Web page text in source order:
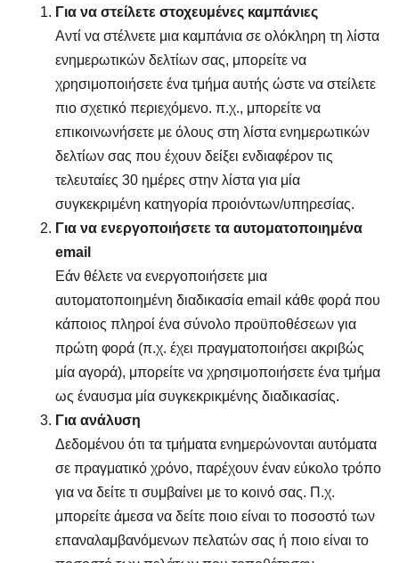
Για να στείλετε στοχευμένες καμπάνιες
Αντί να στέλνετε μια καμπάνια σε ολόκληρη τη λίστα
ενημερωτικών δελτίων σας, μπορείτε να
χρησιμοποιήσετε ένα τμήμα αυτής ώστε να στείλετε
πιο σχετικό περιεχόμενο. π.χ., μπορείτε να
επικοινωνήσετε με όλους στη λίστα ενημερωτικών
δελτίων σας που έχουν δείξει ενδιαφέρον τις
τελευταίες 30 ημέρες στην λίστα για μία
συγκεκριμένη κατηγορία προιόντων/υπηρεσίας.
Για να ενεργοποιήσετε τα αυτοματοποιημένα
email
Εάν θέλετε να ενεργοποιήσετε μια
αυτοματοποιημένη διαδικασία email κάθε φορά που
κάποιος πληροί ένα σύνολο προϋποθέσεων για
πρώτη φορά (π.χ. έχει πραγματοποιήσει ακριβώς
μία αγορά), μπορείτε να χρησιμοποιήσετε ένα τμήμα
ως έναυσμα μία συγκεκρικμένης διαδικασίας.
Για ανάλυση
Δεδομένου ότι τα τμήματα ενημερώνονται αυτόματα
σε πραγματικό χρόνο, παρέχουν έναν εύκολο τρόπο
για να δείτε τι συμβαίνει με το κοινό σας. Π.χ.
μπορείτε άμεσα να δείτε ποιο είναι το ποσοστό των
επαναλαμβανόμενων πελατών σας ή ποιο είναι το